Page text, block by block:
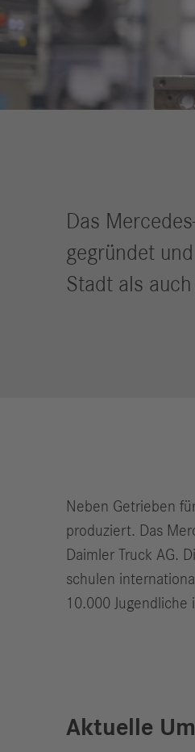
Historie
Das
gegründet
Stadt als
Neben Getrieben
produziert. Das
Daimler Truck AG.
schulen
10.000
Aktuelle